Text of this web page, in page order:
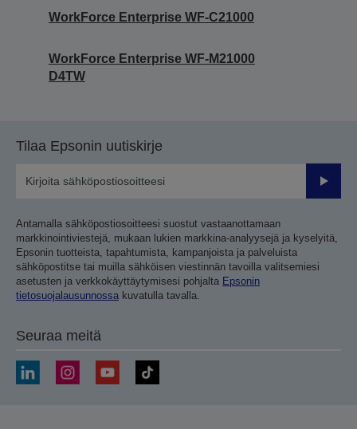
WorkForce Enterprise WF-C21000
WorkForce Enterprise WF-M21000
D4TW
Tilaa Epsonin uutiskirje
Lähetä
Antamalla sähköpostiosoitteesi suostut vastaanottamaan
markkinointiviestejä, mukaan lukien markkina-analyysejä ja kyselyitä,
Epsonin tuotteista, tapahtumista, kampanjoista ja palveluista
sähköpostitse tai muilla sähköisen viestinnän tavoilla valitsemiesi
asetusten ja verkkokäyttäytymisesi pohjalta Epsonin
tietosuojalausunnossa kuvatulla tavalla.
Seuraa meitä